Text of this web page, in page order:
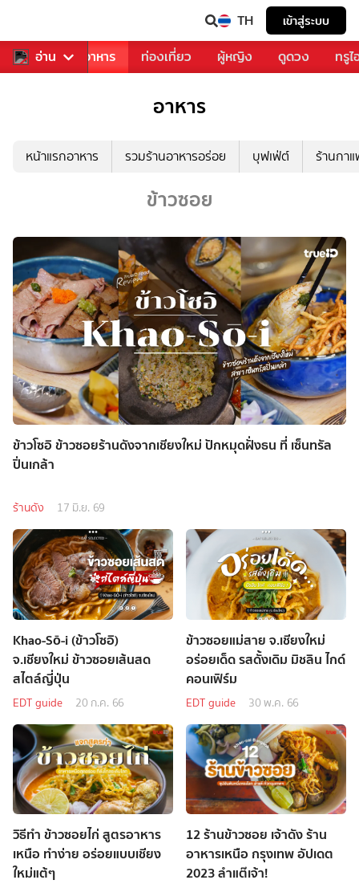
TH เข้าสู่ระบบ
อ่าน
การเพลง อาหาร ท่องเที่ยว ผู้หญิง ดูดวง ทรู
อาหาร
หน้าแรกอาหาร รวมร้านอาหารอร่อย บุฟเฟ่ต์ ร้านกา
ข้าวซอย
ข้าวโซอิ ข้าวซอยร้านดังจากเชียงใหม่ ปักหมุดฝั่งธน ที่ เซ็นทรัล
ปิ่นเกล้า
ร้านดัง 17 มิ.ย. 69
Khao-Sō-i (ข้าวโซอิ)
จ.เชียงใหม่ ข้าวซอยเส้นสด
สไตล์ญี่ปุ่น
EDT guide 20 ก.ค. 66
ข้าวซอยแม่สาย จ.เชียงใหม่
อร่อยเด็ด รสดั้งเดิม มิชลิน ไกด์
คอนเฟิร์ม
EDT guide 30 พ.ค. 66
วิธีทำ ข้าวซอยไก่ สูตรอาหาร
เหนือ ทำง่าย อร่อยแบบเชียง
ใหม่แต้ๆ
12 ร้านข้าวซอย เจ้าดัง ร้าน
อาหารเหนือ กรุงเทพ อัปเดต
2023 ลำแต๊เจ้า!